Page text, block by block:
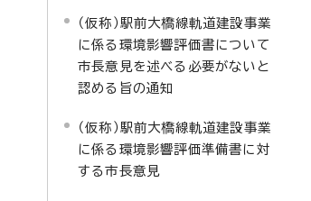
（仮称）駅前大橋線軌道建設事業
に係る環境影響評価書について
市長意見を述べる必要がないと
認める旨の通知
（仮称）駅前大橋線軌道建設事業
に係る環境影響評価準備書に対
する市長意見